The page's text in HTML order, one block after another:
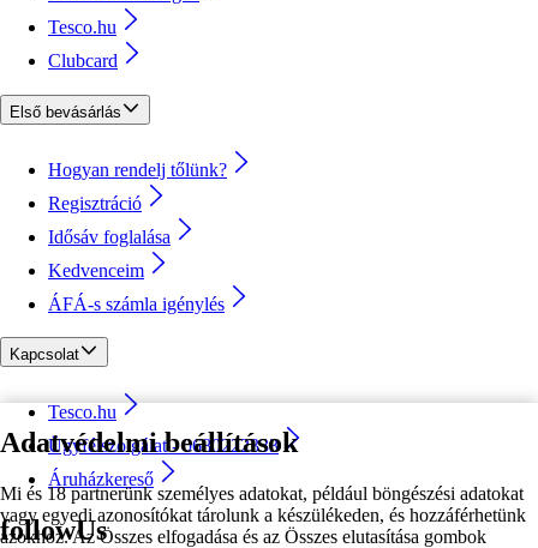
Adatvédelmi beállítások
Mi és 18 partnerünk személyes adatokat, például böngészési adatokat
vagy egyedi azonosítókat tárolunk a készülékeden, és hozzáférhetünk
azokhoz. Az Összes elfogadása és az Összes elutasítása gombok
Tesco.hu
Clubcard
Első bevásárlás
Hogyan rendelj tőlünk?
Regisztráció
Idősáv foglalása
Kedvenceim
ÁFÁ-s számla igénylés
Kapcsolat
Tesco.hu
Ügyfélszolgálat - 0680222333
Áruházkereső
followUs